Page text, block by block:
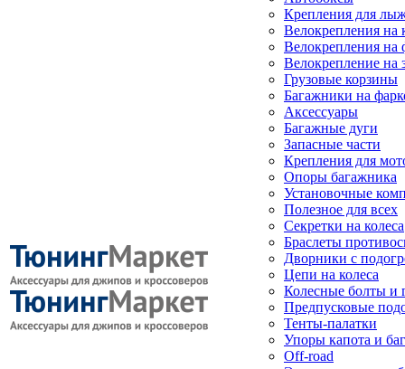
Крепления для
Велокрепления
Велокрепления на
Велокрепление на
Грузовые корзины
Багажники на
Аксессуары
Багажные дуги
Запасные части
Крепления для
Опоры багажника
Установочные
Полезное для всех
Секретки на колеса
Браслеты
Дворники с
Цепи на колеса
Колесные болты и
Предпусковые
Тенты-палатки
Упоры капота и
Off-road